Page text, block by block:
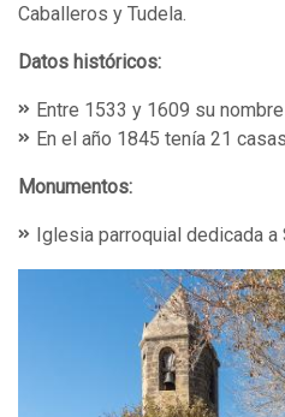
Caballeros y Tudela.
Datos históricos:
Entre 1533 y 1609 su
En el año 1845 tenía 21 casas
Monumentos:
Iglesia parroquial dedicada a